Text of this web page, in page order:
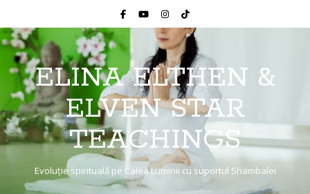
ELINA ELTHEN &
ELVEN STAR
TEACHINGS
Evoluție spirituală pe Calea Luminii cu suportul Shambalei